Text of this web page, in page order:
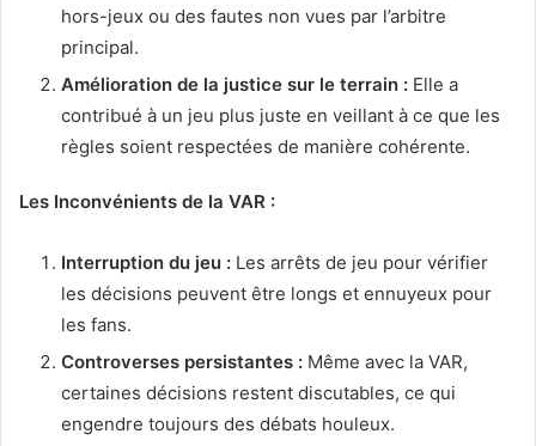
hors-jeux ou des fautes non vues par l’arbitre
principal.
Amélioration de la justice sur le terrain : Elle a
contribué à un jeu plus juste en veillant à ce que les
règles soient respectées de manière cohérente.
Les Inconvénients de la VAR :
Interruption du jeu : Les arrêts de jeu pour vérifier
les décisions peuvent être longs et ennuyeux pour
les fans.
Controverses persistantes : Même avec la VAR,
certaines décisions restent discutables, ce qui
engendre toujours des débats houleux.